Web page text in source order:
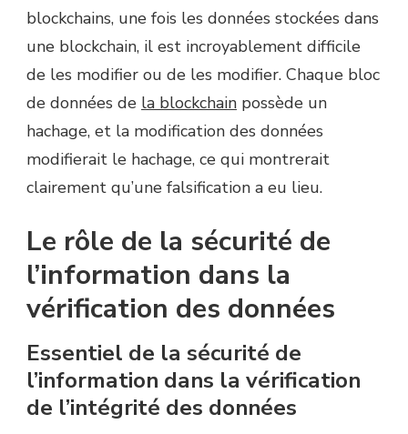
blockchains, une fois les données stockées dans
une blockchain, il est incroyablement difficile
de les modifier ou de les modifier. Chaque bloc
de données de la blockchain possède un
hachage, et la modification des données
modifierait le hachage, ce qui montrerait
clairement qu’une falsification a eu lieu.
Le rôle de la sécurité de
l’information dans la
vérification des données
Essentiel de la sécurité de
l’information dans la vérification
de l’intégrité des données